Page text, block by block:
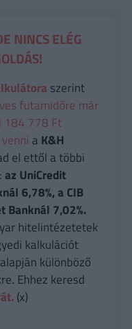
NINCS ELÉG
szerint
futamidőre már
184 778 Ft
a K&H
el ettől a többi
az UniCredit
6,78%, a CIB
Banknál 7,02%.
hitelintézetetek
kalkulációt
különböző
Ehhez keresd
(x)